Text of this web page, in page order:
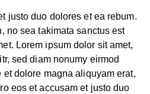
justo duo dolores et ea rebum.
no sea takimata sanctus est
Lorem ipsum dolor sit amet,
sed diam nonumy eirmod
dolore magna aliquyam erat,
eos et accusam et justo duo